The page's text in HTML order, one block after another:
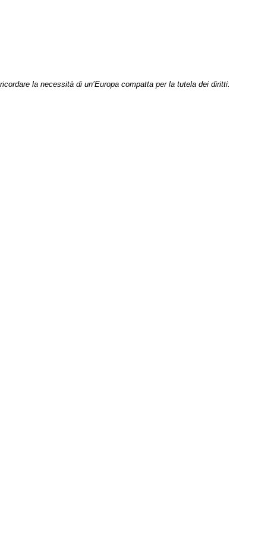
la necessità di un’Europa compatta per la tutela dei diritti.